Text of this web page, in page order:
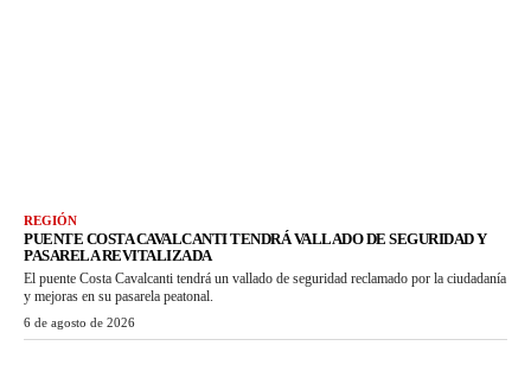
REGIÓN
PUENTE COSTA CAVALCANTI TENDRÁ VALLADO DE SEGURIDAD Y
PASARELA REVITALIZADA
El puente Costa Cavalcanti tendrá un vallado de seguridad reclamado por la ciudadanía
y mejoras en su pasarela peatonal.
6 de agosto de 2026